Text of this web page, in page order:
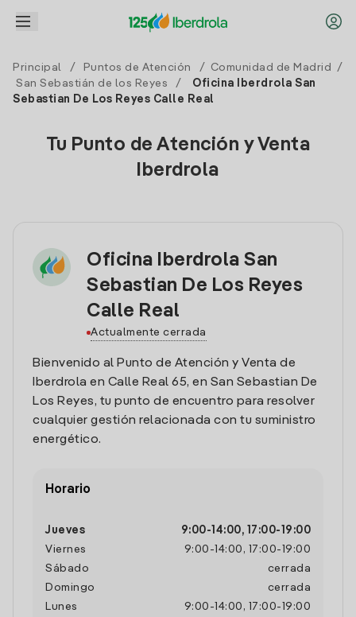
Principal / Puntos de Atención / Comunidad de Madrid
/
San Sebastián de los Reyes
/
Oficina Iberdrola San
Sebastian De Los Reyes Calle Real
Tu Punto de Atención y Venta
Iberdrola
Oficina Iberdrola San
Sebastian De Los Reyes
Calle Real
Actualmente cerrada
Bienvenido al Punto de Atención y Venta de
Iberdrola en Calle Real 65, en San Sebastian De
Los Reyes, tu punto de encuentro para resolver
cualquier gestión relacionada con tu suministro
energético.
Horario
Jueves 9:00- 14:00, 17:00- 19:00
Viernes
9:00 - 14:00 , 17:00- 19:00
Sábado
cerrada
Domingo
cerrada
Lunes
9:00 - 14:00 , 17:00- 19:00